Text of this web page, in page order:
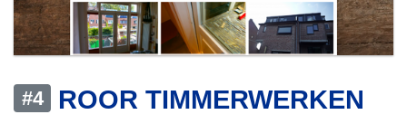
#4
ROOR TIMMERWERKEN